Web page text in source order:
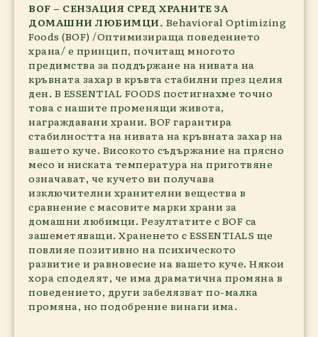
BOF – СЕНЗАЦИЯ СРЕД ХРАНИТЕ ЗА
ДОМАШНИ ЛЮБИМЦИ. Behavioral Optimizing
Foods (BOF) /Оптимизираща поведението
храна/ е принцип, почитащ многото
предимства за поддържане на нивата на
кръвната захар в кръвта стабилни през целия
ден. В ESSENTIAL FOODS постигнахме точно
това с нашите променящи живота,
награждавани храни. BOF гарантира
стабилността на нивата на кръвната захар на
вашето куче. Високото съдържание на прясно
месо и ниската температура на приготвяне
означават, че кучето ви получава
изключителни хранителни вещества в
сравнение с масовите марки храни за
домашни любимци. Резултатите с BOF са
зашеметяващи. Храненето с ESSENTIALS ще
повлияе позитивно на психическото
развитие и равновесие на вашето куче. Някои
хора споделят, че има драматична промяна в
поведението, други забелязват по-малка
промяна, но подобрение винаги има.